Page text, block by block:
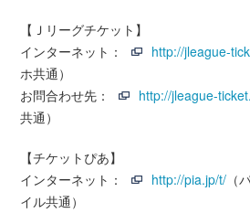
【Ｊリーグチケット】
インターネット：
http://jleague-
ホ共通）
お問合わせ先：
http://jleague-
共通）
【チケットぴあ】
インターネット：
http://pia.jp/t/ （
イル共通）